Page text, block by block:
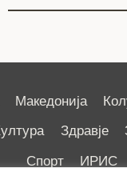
Македонија
Здравје
Спорт
ИРИС